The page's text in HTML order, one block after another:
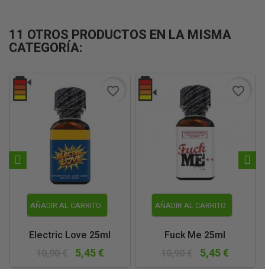
11 OTROS PRODUCTOS EN LA MISMA
CATEGORÍA:
AÑADIR AL CARRITO
Electric Love 25ml
5,45 €
favorite_border
AÑADIR AL CARRITO
Fuck Me 25ml
5,45 €
favorite_border